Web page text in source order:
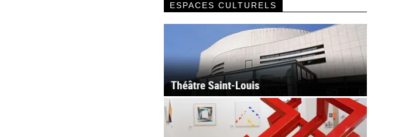
ESPACES CULTURELS